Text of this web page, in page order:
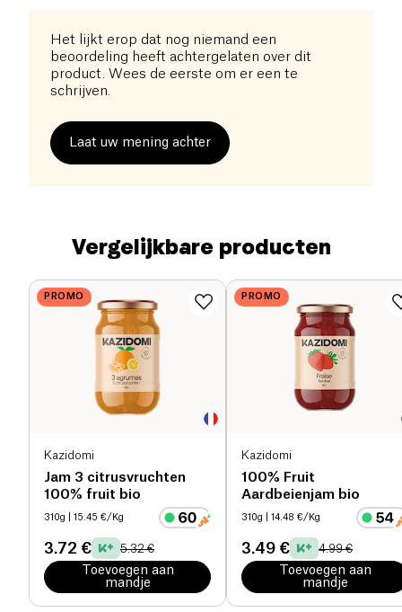
Het lijkt erop dat nog niemand een
beoordeling heeft achtergelaten over dit
product. Wees de eerste om er een te
schrijven.
Laat uw mening achter
Vergelijkbare producten
PROMO
Kazidomi
Jam 3 citrusvruchten
100% fruit bio
310g | 15.45 €/Kg
3.72 € 5.32 €
Toevoegen aan
mandje
PROMO
Kazidomi
100% Fruit
Aardbeienjam bio
310g | 14.48 €/Kg
3.49 € 4.99 €
Toevoegen aan
mandje